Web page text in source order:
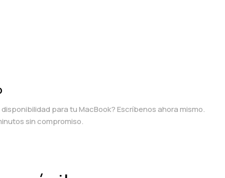
para tu MacBook? Escríbenos ahora mismo.
sin compromiso.